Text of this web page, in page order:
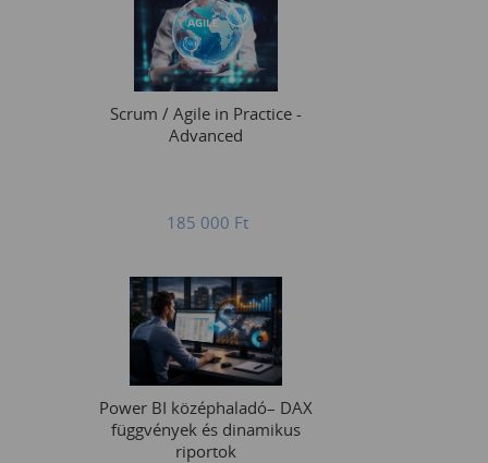
Scrum / Agile in Practice -
Advanced
185 000 Ft
Power BI középhaladó– DAX
függvények és dinamikus
riportok